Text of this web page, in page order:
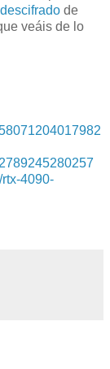
de
veáis de lo
4090-